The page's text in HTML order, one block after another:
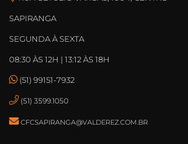
SAPIRANGA
SEGUNDA À SEXTA
08:30 ÀS 12H | 13:12 ÀS 18H
(51) 99151-7932
(51) 3599.1050
CFCSAPIRANGA@VALDEREZ.COM.BR